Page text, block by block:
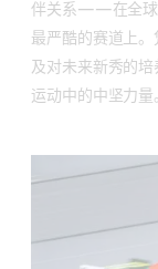
伴关系——在全球
最严酷的赛道上
及对未来新秀的
运动中的中坚力量